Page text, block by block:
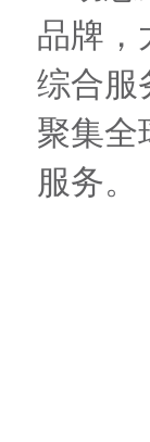
品牌，
综合服
聚集全
服务。